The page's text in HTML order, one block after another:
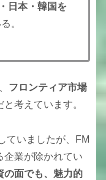
日本・韓国を
。
フロンティア市場
考えています。
ていましたが、FM
企業が除かれてい
の面でも、魅力的